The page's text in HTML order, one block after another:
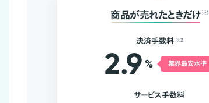
商品が売れたときだけ ※1
決済手数料 ※2
2.9 % 業界最安水準
サービス手数料